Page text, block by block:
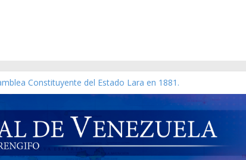
Constituyente del Estado Lara en 1881.
Mes V, Caracas 09 de marzo de 2006 N° 38.394